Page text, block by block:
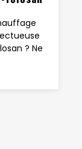
? Ne